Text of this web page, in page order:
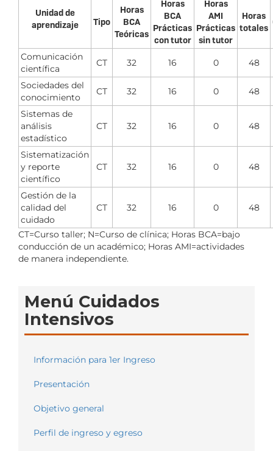
Unidad de
aprendizaje
Tipo
Horas
BCA
Teóricas
Horas
BCA
Prácticas
con tutor
Horas
AMI
Prácticas
sin tutor
Horas
totales
Comunicación
científica
CT 32 16 0 48
Sociedades del
conocimiento
CT 32 16 0 48
Sistemas de
análisis
estadístico
CT 32 16 0 48
Sistematización
y reporte
científico
CT 32 16 0 48
Gestión de la
calidad del
cuidado
CT 32 16 0 48
CT=Curso taller; N=Curso de clínica; Horas BCA=bajo
conducción de un académico; Horas AMI=actividades
de manera independiente.
Menú Cuidados
Intensivos
Información para 1er Ingreso
Presentación
Objetivo general
Perfil de ingreso y egreso